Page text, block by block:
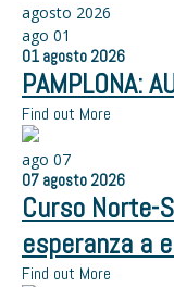
agosto 2026
ago 01
01 agosto 2026
PAMPLONA:
Find out More
ago 07
07 agosto 2026
Curso Norte-
esperanza a
Find out More